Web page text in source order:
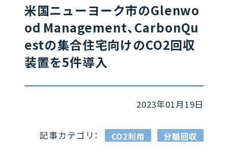
米国ニューヨーク市のGlenwo
od Management、CarbonQu
estの集合住宅向けのCO2回収
装置を5件導入
2023年01月19日
記事カテゴリ： CO2利用 分離回収